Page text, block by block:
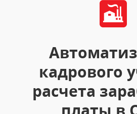
кадрового
расчета